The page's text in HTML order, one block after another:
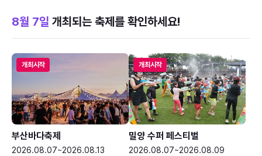
8월 7일 개최되는 축제를 확인하세요!
개최시작
부산바다축제
2026.08.07~2026.08.13
개최시작
밀양 수퍼 페스티벌
2026.08.07~2026.08.09